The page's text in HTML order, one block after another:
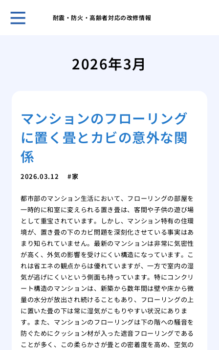
耐震・防火・高齢者対応の改修情報
2026年3月
マンションのフローリング
に置く畳とカビの意外な関
係
2026.03.12 家
都市部のマンション生活において、フローリングの部屋を
一時的に和室に変えられる置き畳は、客間や子供の遊び場
として重宝されています。しかし、マンション特有の住環
境が、置き畳の下のカビ問題を深刻化させている事実はあ
まり知られていません。最新のマンションは非常に気密性
が高く、外気の影響を受けにくい構造になっています。こ
れは省エネの観点からは優れていますが、一方で室内の湿
気が逃げにくいという側面も持っています。特にコンクリ
ート構造のマンションは、新築から数年間は壁や床から微
量の水分が放出され続けることもあり、フローリングの上
に置いた畳の下は常に湿気がこもりやすい状況にありま
す。また、マンションのフローリングは下の階への騒音を
防ぐためにクッション材が入った遮音フローリングである
ことが多く、この柔らかさが畳との密着度を高め、空気の